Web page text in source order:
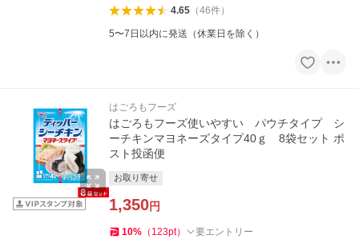
4.65（46件）
5〜7日以内に発送（休業日を除く）
はごろもフーズ
はごろもフーズ使いやすい パウチタイプ シ
ーチキンマヨネーズタイプ40ｇ 8袋セット ポ
スト投函便
お取り寄せ
1,350円
10% （ 123pt） 要エントリー